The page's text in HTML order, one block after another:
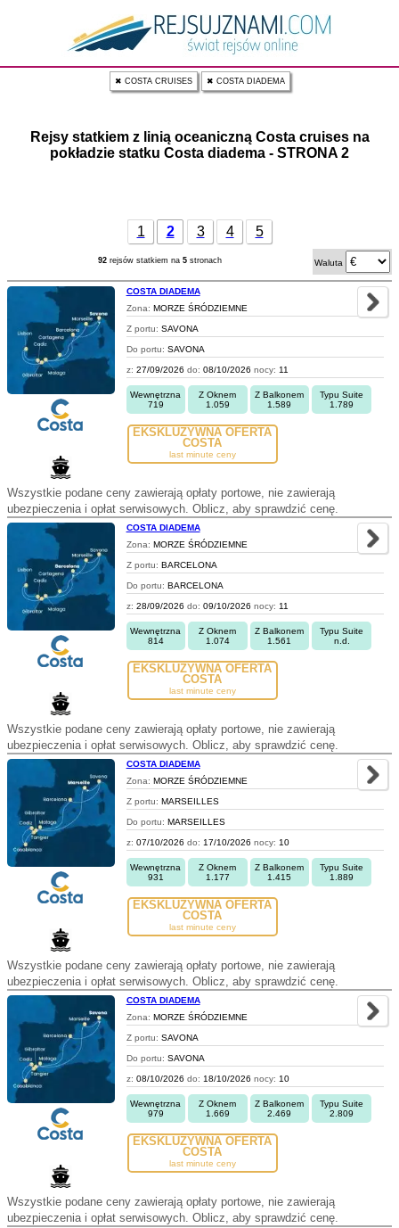
✖ COSTA CRUISES ✖ COSTA DIADEMA
Rejsy statkiem z linią oceaniczną Costa cruises na
pokładzie statku Costa diadema - STRONA 2
1 2 3 4 5
92 rejsów statkiem na 5 stronach Waluta
COSTA DIADEMA
Zona: MORZE ŚRÓDZIEMNE
Z portu: SAVONA
Do portu: SAVONA
z: 27/09/2026 do: 08/10/2026 nocy: 11
Wewnętrzna
719
Z Oknem
1.059
Z Balkonem
1.589
Typu Suite
1.789
EKSKLUZYWNA OFERTA
COSTA
last minute ceny
Wszystkie podane ceny zawierają opłaty portowe, nie zawierają
ubezpieczenia i opłat serwisowych. Oblicz, aby sprawdzić cenę.
COSTA DIADEMA
Zona: MORZE ŚRÓDZIEMNE
Z portu: BARCELONA
Do portu: BARCELONA
z: 28/09/2026 do: 09/10/2026 nocy: 11
Wewnętrzna
814
Z Oknem
1.074
Z Balkonem
1.561
Typu Suite
n.d.
EKSKLUZYWNA OFERTA
COSTA
last minute ceny
Wszystkie podane ceny zawierają opłaty portowe, nie zawierają
ubezpieczenia i opłat serwisowych. Oblicz, aby sprawdzić cenę.
COSTA DIADEMA
Zona: MORZE ŚRÓDZIEMNE
Z portu: MARSEILLES
Do portu: MARSEILLES
z: 07/10/2026 do: 17/10/2026 nocy: 10
Wewnętrzna
931
Z Oknem
1.177
Z Balkonem
1.415
Typu Suite
1.889
EKSKLUZYWNA OFERTA
COSTA
last minute ceny
Wszystkie podane ceny zawierają opłaty portowe, nie zawierają
ubezpieczenia i opłat serwisowych. Oblicz, aby sprawdzić cenę.
COSTA DIADEMA
Zona: MORZE ŚRÓDZIEMNE
Z portu: SAVONA
Do portu: SAVONA
z: 08/10/2026 do: 18/10/2026 nocy: 10
Wewnętrzna
979
Z Oknem
1.669
Z Balkonem
2.469
Typu Suite
2.809
EKSKLUZYWNA OFERTA
COSTA
last minute ceny
Wszystkie podane ceny zawierają opłaty portowe, nie zawierają
ubezpieczenia i opłat serwisowych. Oblicz, aby sprawdzić cenę.